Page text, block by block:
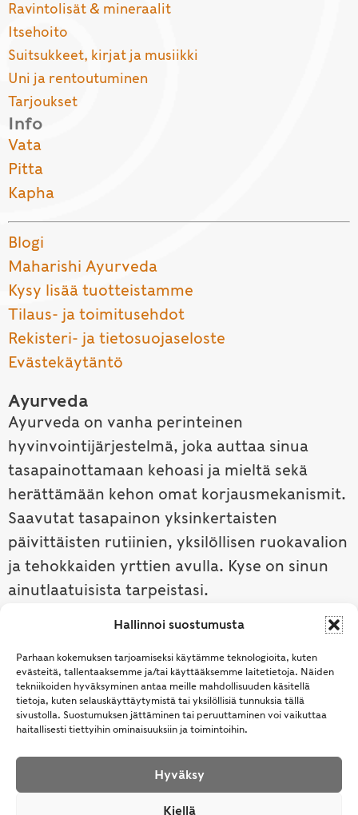
Hallinnoi suostumusta
Parhaan kokemuksen tarjoamiseksi käytämme teknologioita, kuten
evästeitä, tallentaaksemme ja/tai käyttääksemme laitetietoja. Näiden
tekniikoiden hyväksyminen antaa meille mahdollisuuden käsitellä
tietoja, kuten selauskäyttäytymistä tai yksilöllisiä tunnuksia tällä
sivustolla. Suostumuksen jättäminen tai peruuttaminen voi vaikuttaa
haitallisesti tiettyihin ominaisuuksiin ja toimintoihin.
Hyväksy
Kiellä
Ravintolisät & mineraalit
Itsehoito
Suitsukkeet, kirjat ja musiikki
Uni ja rentoutuminen
Tarjoukset
Info
Vata
Pitta
Kapha
Blogi
Maharishi Ayurveda
Kysy lisää tuotteistamme
Tilaus- ja toimitusehdot
Rekisteri- ja tietosuojaseloste
Evästekäytäntö
Ayurveda
Ayurveda on vanha perinteinen
hyvinvointijärjestelmä, joka auttaa sinua
tasapainottamaan kehoasi ja mieltä sekä
herättämään kehon omat korjausmekanismit.
Saavutat tasapainon yksinkertaisten
päivittäisten rutiinien, yksilöllisen ruokavalion
ja tehokkaiden yrttien avulla. Kyse on sinun
ainutlaatuisista tarpeistasi.
Tutustu ayurvedaan →
© Samhita | Ayurveda -tuotteita suomalaisille jo